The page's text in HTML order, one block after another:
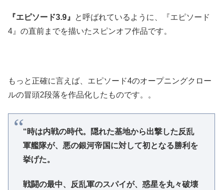
『エピソード3.9』
と呼ばれているように、『エピソード
4』の直前までを描いたスピンオフ作品です。
もっと正確に言えば、エピソード4のオープニングクロー
ルの冒頭2段落を作品化したものです。。
“時は内戦の時代。隠れた基地から出撃した反乱
軍艦隊が、悪の銀河帝国に対して初となる勝利を
挙げた。
戦闘の最中、反乱軍のスパイが、惑星を丸々破壊